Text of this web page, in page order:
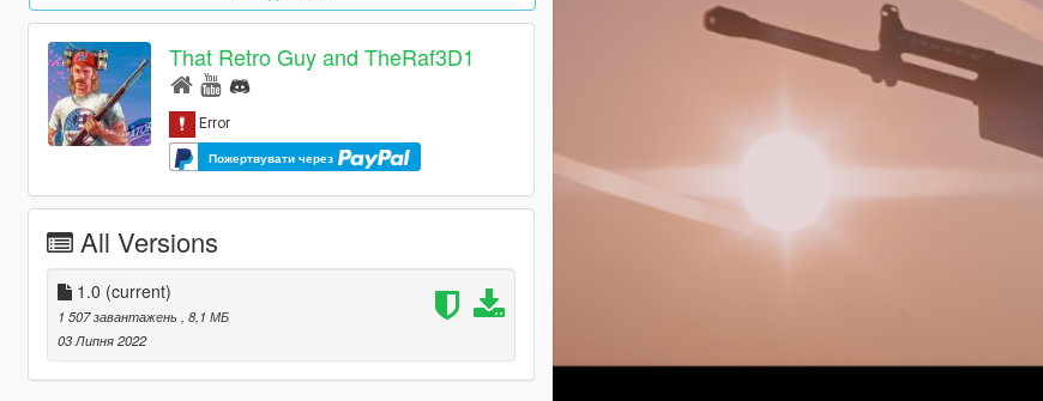
That Retro Guy and TheRaf3D1
Пожертвувати через
All Versions
1.0 (current)
1 507 завантажень
, 8,1 МБ
03 Липня 2022